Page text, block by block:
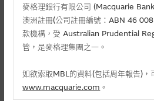
相關文件
相關上市文件
麥格理銀行有限公司 (Macquarie
澳洲註冊(公司註冊編號：ABN 46
款機構，受 Australian Prudential
管，是麥格理集團之一。
如欲索取MBL的資料(包括周年報告)，
www.macquarie.com 。